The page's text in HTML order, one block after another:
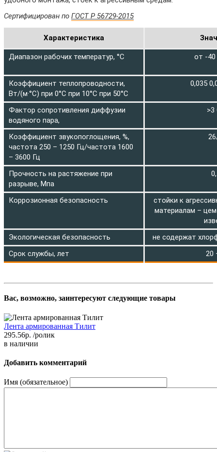
Сертифицирован по ГОСТ Р 56729-2015
Характеристика
Диапазон рабочих температур, °С от -
Коэффициент теплопроводности,
Вт/(м·°С) при 0°С при 10°С при 50°С
0,035
Фактор сопротивления диффузии
водяного пара,
>3
Коэффициент звукопоглощения, %,
частота 250 – 1250 Гц/частота 1600
– 3600 Гц
Прочность на растяжение при
разрыве, Мпа
Коррозионная безопасность
стойки к
материалам –
Экологическая безопасность
не содержат
Срок службы, лет
20
Вас, возможно, заинтересуют следующие товары
Лента армированная Тилит
295.56р. /ролик
в наличии
Добавить комментарий
Имя (обязательное)